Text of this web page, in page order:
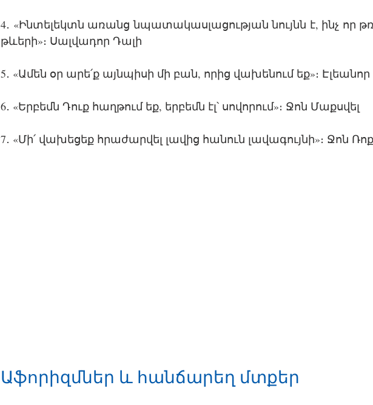
4․ «Ինտելեկտն առանց նպատակասլացության նույնն է, ինչ որ
թևերի»։ Սալվադոր Դալի
5․ «Ամեն օր արե՛ք այնպիսի մի բան, որից վախենում եք»։ Էլեանոր
6․ «Երբեմն Դուք հաղթում եք, երբեմն էլ՝ սովորում»։ Ջոն Մաքսվել
7․ «Մի՛ վախեցեք հրաժարվել լավից հանուն լավագույնի»։ Ջոն
Աֆորիզմներ և հանճարեղ մտքեր